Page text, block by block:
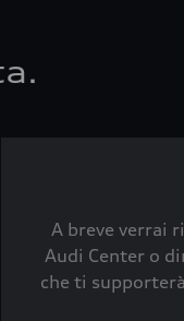
A breve verrai
Audi Center o
che ti